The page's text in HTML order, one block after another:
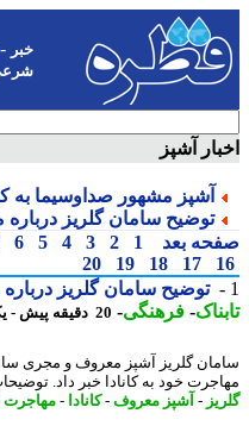
-
شرعی-
آشپز
آشپز مشهور صداوسیما به
توضیح سامان گلریز درباره
بعد
1
2
3
4
5
6
7
17
18
19
20
توضیح سامان گلریز درباره
-فرهنگی-20 دقیقه پیش - یکشنبه 18 مرداد 1405، 10:45
گلریز آشپز معروف و مجری سابق
خود به کانادا خبر داد. توضیحات
- آشپز معروف-کانادا-مهاجرت-